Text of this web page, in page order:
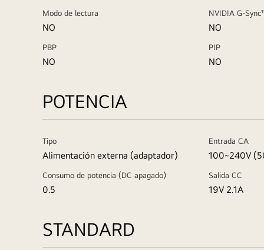
Modo de lectura
NO
NVIDIA G-
NO
PBP
NO
PIP
NO
POTENCIA
Tipo
Alimentación externa (adaptador)
Entrada CA
100~240V
Consumo de potencia (DC apagado)
0.5
Salida CC
19V 2.1A
STANDARD